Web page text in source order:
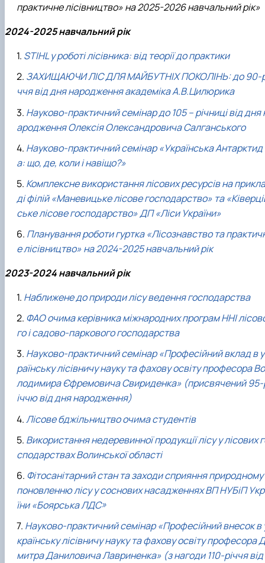
практичне лісівництво» на 2025-2026 навчальний рік»
2024-2025 навчальний рік
STIHL у роботі лісівника: від теорії до практики
ЗАХИЩАЮЧИ ЛІС ДЛЯ МАЙБУТНІХ ПОКОЛІНЬ: до 90-
ччя від дня народження академіка А.В.Цилюрика
Науково-практичний семінар до 105 – річниці від дня
ародження Олексія Олександровича Салганського
Науково-практичний семінар «Українська Антарктид
а: що, де, коли і навіщо?»
Комплексне використання лісових ресурсів на прикла
ді філій «Маневицьке лісове господарство» та
ське лісове господарство» ДП «Ліси України»
Планування роботи гуртка «Лісознавство та
е лісівництво» на 2024-2025 навчальний рік
2023-2024 навчальний рік
Наближене до природи лісу ведення господарства
ФAO очима керівника міжнародних програм ННІ
го і садово-паркового господарства
Науково-практичний семінар «Професійний вклад в
раїнську лісівничу науку та фахову освіту професора Во
лодимира Єфремовича Свириденка» (присвячений
іччю від дня народження)
Лісове бджільництво очима студентів
Використання недеревинної продукції лісу у лісових
сподарствах Волинської області
Фітосанітарний стан та заходи сприяння природному
поновленню лісу у соснових насадженнях ВП НУБіП
їни «Боярська ЛДС»
Науково-практичний семінар «Професійний внесок в
країнську лісівничу науку та фахову освіту професора Д
митра Даниловича Лавриненка» (з нагоди 110-річчя від